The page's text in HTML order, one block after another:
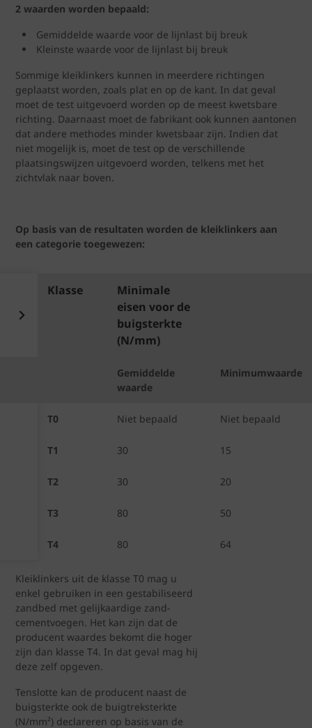
2 waarden worden bepaald:
Gemiddelde waarde voor de lijnlast bij breuk
Kleinste waarde voor de lijnlast bij breuk
Sommige kleiklinkers kunnen in meerdere richtingen
geplaatst worden, zoals plat en op de kant. In dat geval
moet de test uitgevoerd worden op de meest kwetsbare
richting. Daarnaast moet de fabrikant ook kunnen aantonen
dat andere methodes minder kwetsbaar zijn. Indien dat
niet mogelijk is, moet de test op de verschillende
plaatsingswijzen uitgevoerd worden, telkens met het
zichtvlak naar boven.
Op basis van de resultaten worden de kleiklinkers aan
een categorie toegewezen:
Klasse
T0
T1
T2
T3
T4
Minimale
eisen voor de
buigsterkte
(N/mm)
Gemiddelde
waarde
Niet bepaald
30
30
80
80
Minimumwaarde
Niet bepaald
15
20
50
64
Kleiklinkers uit de klasse T0 mag u
enkel gebruiken in een gestabiliseerd
zandbed met gelijkaardige zand-
cementvoegen. Het kan zijn dat de
producent waardes bekomt die hoger
zijn dan klasse T4. In dat geval mag hij
deze zelf opgeven.
Tenslotte kan de producent naast de
buigsterkte ook de buigtreksterkte
(N/mm²) declareren op basis van de